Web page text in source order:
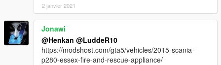
2 janvier 2021
Jonawi
@Henkan @LuddeR10
https://modshost.com/gta5/vehicles/2015-scania-
p280-essex-fire-and-rescue-appliance/